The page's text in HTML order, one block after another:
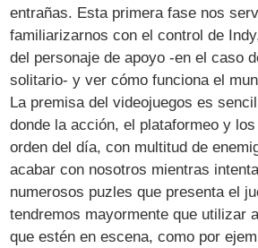
entrañas. Esta primera fase nos
familiarizarnos con el control de
del personaje de apoyo -en el caso
solitario- y ver cómo funciona el
La premisa del videojuegos es
donde la acción, el plataformeo y
orden del día, con multitud de
acabar con nosotros mientras
numerosos puzles que presenta el
tendremos mayormente que utilizar
que estén en escena, como por